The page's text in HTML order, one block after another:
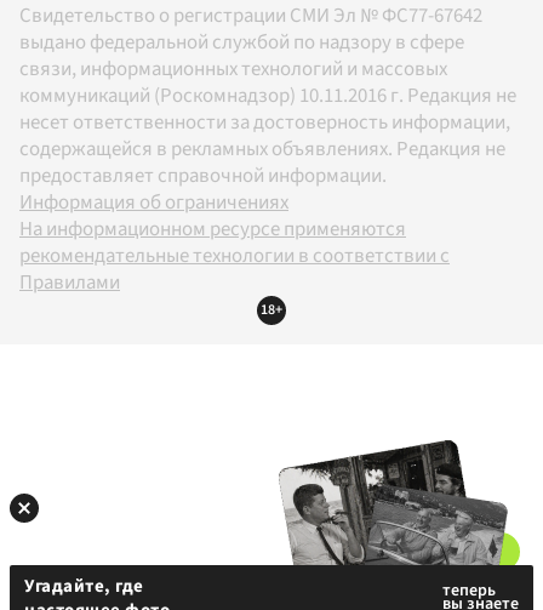
Свидетельство о регистрации СМИ Эл № ФС77-67642
выдано федеральной службой по надзору в сфере
связи, информационных технологий и массовых
коммуникаций (Роскомнадзор) 10.11.2016 г. Редакция не
несет ответственности за достоверность информации,
содержащейся в рекламных объявлениях. Редакция не
предоставляет справочной информации.
Информация об ограничениях
На информационном ресурсе применяются
рекомендательные технологии в соответствии с
Правилами
18+
Угадайте, где